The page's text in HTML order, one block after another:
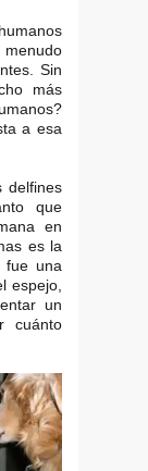
Sin
más
a esa
delfines
que
en
es la
fue una
espejo,
un
cuánto